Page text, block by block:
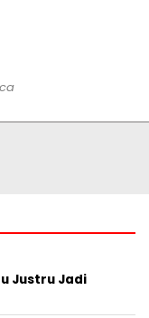
Justru Jadi